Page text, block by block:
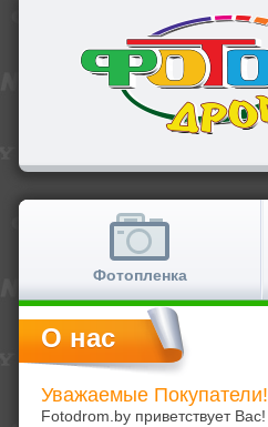
Фотопленка
О нас
Уважаемые Покупатели!
Fotodrom.by приветствует Вас!